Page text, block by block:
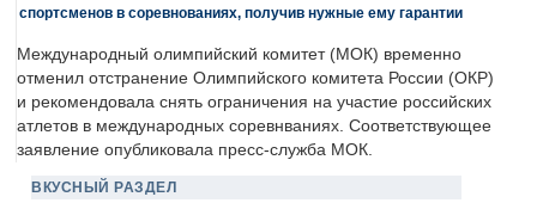
спортсменов в соревнованиях, получив нужные ему гарантии
Международный олимпийский комитет (МОК) временно
отменил отстранение Олимпийского комитета России (ОКР)
и рекомендовала снять ограничения на участие российских
атлетов в международных соревнваниях. Соответствующее
заявление опубликовала пресс-служба МОК.
ВКУСНЫЙ РАЗДЕЛ